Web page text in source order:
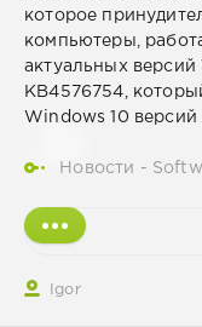
которое
компьютеры,
актуальных версий
KB4576754,
Windows 10 версий
Новости -
Igor